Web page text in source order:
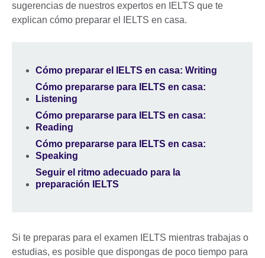
sugerencias de nuestros expertos en IELTS que te
explican cómo preparar el IELTS en casa.
Cómo preparar el IELTS en casa: Writing
Cómo prepararse para IELTS en casa:
Listening
Cómo prepararse para IELTS en casa:
Reading
Cómo prepararse para IELTS en casa:
Speaking
Seguir el ritmo adecuado para la
preparación IELTS
Si te preparas para el examen IELTS mientras trabajas o
estudias, es posible que dispongas de poco tiempo para